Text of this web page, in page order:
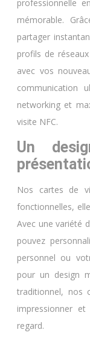
professionnelle
mémorable.
partager
profils de
avec vos
communication
networking et
visite NFC.
Un
Nos cartes de
fonctionnelles,
Avec une variété
pouvez
personnel ou
pour un design
traditionnel, nos
impressionner
regard.